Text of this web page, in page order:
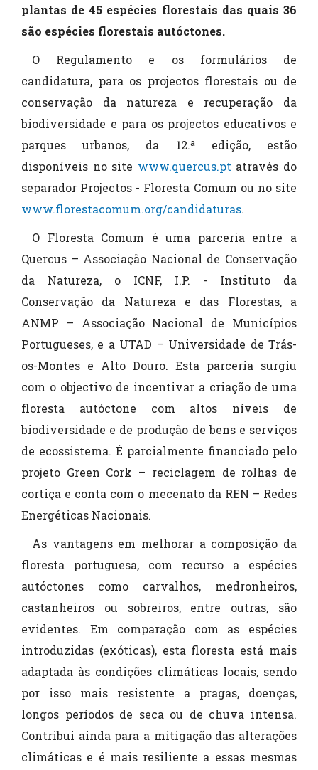
plantas de 45 espécies florestais das quais 36
são espécies florestais autóctones.
O Regulamento e os formulários de
candidatura, para os projectos florestais ou de
conservação da natureza e recuperação da
biodiversidade e para os projectos educativos e
parques urbanos, da 12.ª edição, estão
disponíveis no site www.quercus.ptatravés do
separador Projectos - Floresta Comum ou no site
www.florestacomum.org/candidaturas.
O Floresta Comum é uma parceria entre a
Quercus – Associação Nacional de Conservação
da Natureza, o ICNF, I.P. - Instituto da
Conservação da Natureza e das Florestas, a
ANMP – Associação Nacional de Municípios
Portugueses, e a UTAD – Universidade de Trás-
os-Montes e Alto Douro. Esta parceria surgiu
com o objectivo de incentivar a criação de uma
floresta autóctone com altos níveis de
biodiversidade e de produção de bens e serviços
de ecossistema. É parcialmente financiado pelo
projeto Green Cork – reciclagem de rolhas de
cortiça e conta com o mecenato da REN – Redes
Energéticas Nacionais.
As vantagens em melhorar a composição da
floresta portuguesa, com recurso a espécies
autóctones como carvalhos, medronheiros,
castanheiros ou sobreiros, entre outras, são
evidentes. Em comparação com as espécies
introduzidas (exóticas), esta floresta está mais
adaptada às condições climáticas locais, sendo
por isso mais resistente a pragas, doenças,
longos períodos de seca ou de chuva intensa.
Contribui ainda para a mitigação das alterações
climáticas e é mais resiliente a essas mesmas